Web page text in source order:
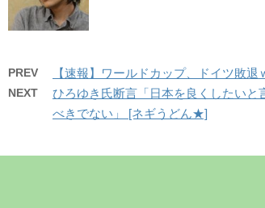
PREV 【速報】ワールドカップ、ドイツ敗
NEXT
ひろゆき氏断言「日本を良くしたい
べきでない」 [ネギうどん★]